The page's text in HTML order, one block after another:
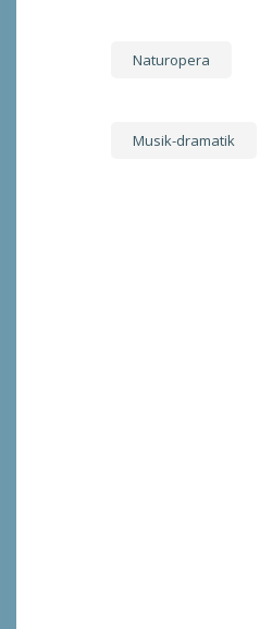
Naturopera
Musik-dramatik